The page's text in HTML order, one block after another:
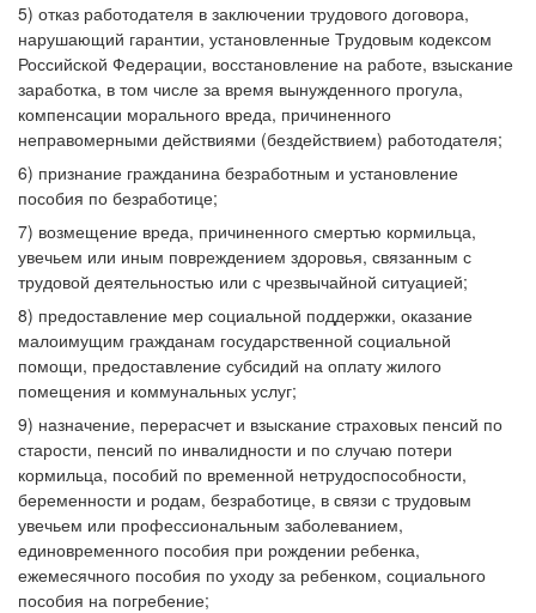
5) отказ работодателя в заключении трудового договора,
нарушающий гарантии, установленные Трудовым кодексом
Российской Федерации, восстановление на работе, взыскание
заработка, в том числе за время вынужденного прогула,
компенсации морального вреда, причиненного
неправомерными действиями (бездействием) работодателя;
6) признание гражданина безработным и установление
пособия по безработице;
7) возмещение вреда, причиненного смертью кормильца,
увечьем или иным повреждением здоровья, связанным с
трудовой деятельностью или с чрезвычайной ситуацией;
8) предоставление мер социальной поддержки, оказание
малоимущим гражданам государственной социальной
помощи, предоставление субсидий на оплату жилого
помещения и коммунальных услуг;
9) назначение, перерасчет и взыскание страховых пенсий по
старости, пенсий по инвалидности и по случаю потери
кормильца, пособий по временной нетрудоспособности,
беременности и родам, безработице, в связи с трудовым
увечьем или профессиональным заболеванием,
единовременного пособия при рождении ребенка,
ежемесячного пособия по уходу за ребенком, социального
пособия на погребение;